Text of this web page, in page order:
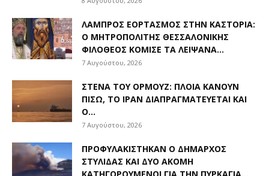
ΛΑΜΠΡΌΣ ΕΟΡΤΑΣΜΌΣ ΣΤΗΝ ΚΑΣΤΟΡΙΆ:
Ο ΜΗΤΡΟΠΟΛΊΤΗΣ ΘΕΣΣΑΛΟΝΊΚΗΣ
ΦΙΛΌΘΕΟΣ ΚΌΜΙΣΕ ΤΑ ΛΕΊΨΑΝΑ...
7 Αυγούστου, 2026
ΣΤΕΝΆ ΤΟΥ ΟΡΜΟΎΖ: ΠΛΟΊΑ ΚΆΝΟΥΝ
ΠΊΣΩ, ΤΟ ΙΡΆΝ ΔΙΑΠΡΑΓΜΑΤΕΎΕΤΑΙ ΚΑΙ
Ο...
7 Αυγούστου, 2026
ΠΡΟΦΥΛΑΚΊΣΤΗΚΑΝ Ο ΔΉΜΑΡΧΟΣ
ΣΤΥΛΊΔΑΣ ΚΑΙ ΔΎΟ ΑΚΌΜΗ